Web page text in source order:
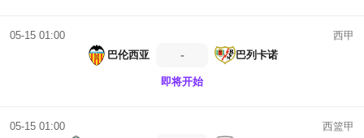
05-15 01:00
西甲
巴伦西亚
- 巴列卡诺
即将开始
05-15 01:00
西篮甲